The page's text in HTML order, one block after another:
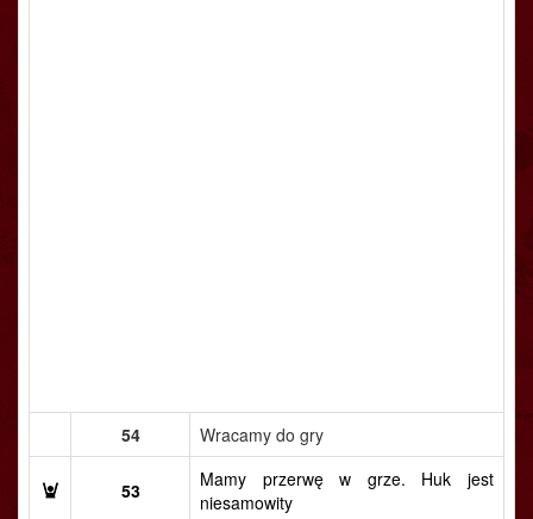
54 Wracamy do gry
53
Mamy przerwę w grze. Huk jest
niesamowity